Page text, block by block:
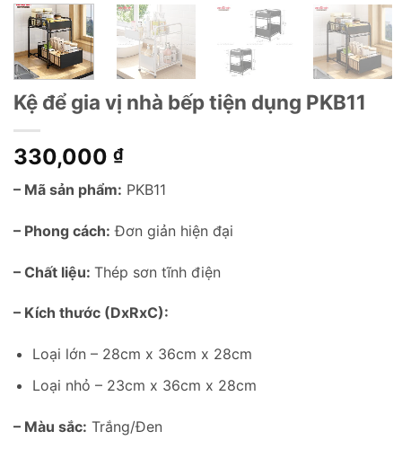
Kệ để gia vị nhà bếp tiện dụng PKB11
330,000 ₫
– Mã sản phẩm: PKB11
– Phong cách: Đơn giản hiện đại
– Chất liệu: Thép sơn tĩnh điện
– Kích thước (DxRxC):
Loại lớn – 28cm x 36cm x 28cm
Loại nhỏ – 23cm x 36cm x 28cm
– Màu sắc: Trắng/Đen